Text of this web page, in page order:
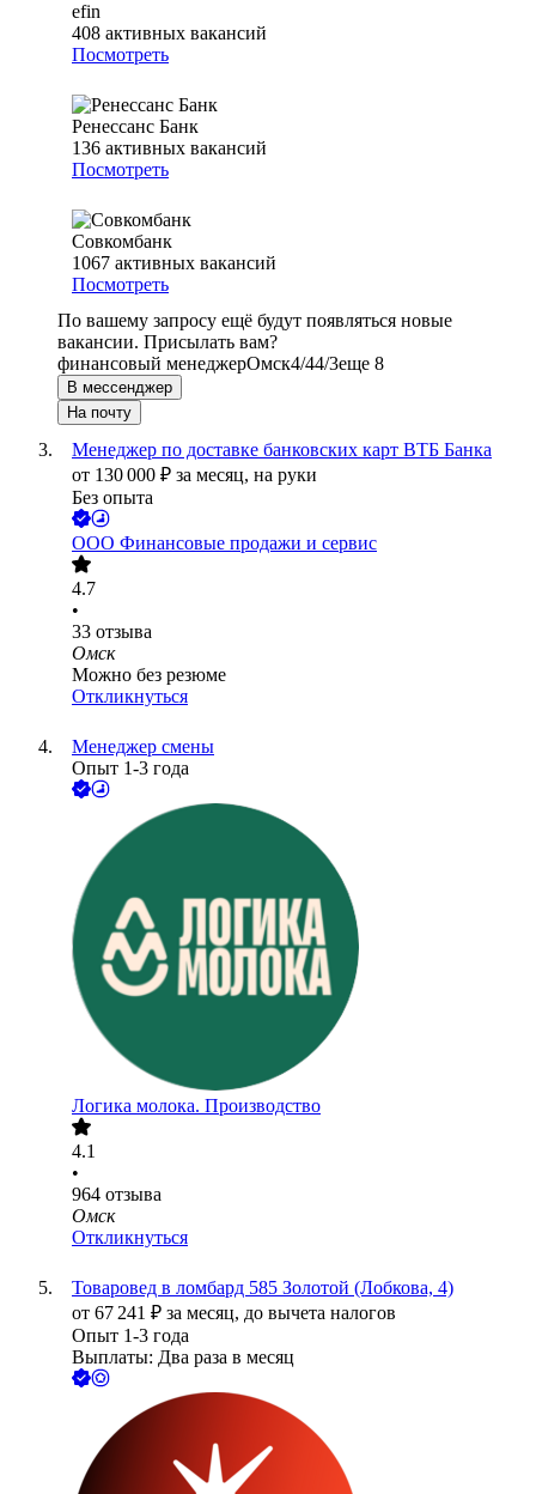
efin
408 активных вакансий
Посмотреть
Ренессанс Банк
136 активных вакансий
Посмотреть
Совкомбанк
1067 активных вакансий
Посмотреть
По вашему запросу ещё будут появляться новые
вакансии. Присылать вам?
финансовый менеджерОмск4/44/3еще 8
В мессенджер
На почту
Менеджер по доставке банковских карт ВТБ Банка
от 130 000 ₽ за месяц, на руки
Без опыта
ООО Финансовые продажи и сервис
4.7
•
33 отзыва
Омск
Можно без резюме
Откликнуться
Менеджер смены
Опыт 1-3 года
Логика молока. Производство
4.1
•
964 отзыва
Омск
Откликнуться
Товаровед в ломбард 585 Золотой (Лобкова, 4)
от 67 241 ₽ за месяц, до вычета налогов
Опыт 1-3 года
Выплаты: Два раза в месяц